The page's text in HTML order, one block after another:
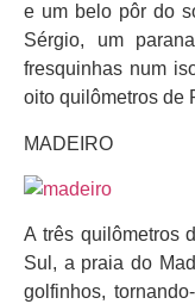
e um belo pôr do
Sérgio, um
fresquinhas num
oito quilômetros de
MADEIRO
A três quilômetros
Sul, a praia do
golfinhos,